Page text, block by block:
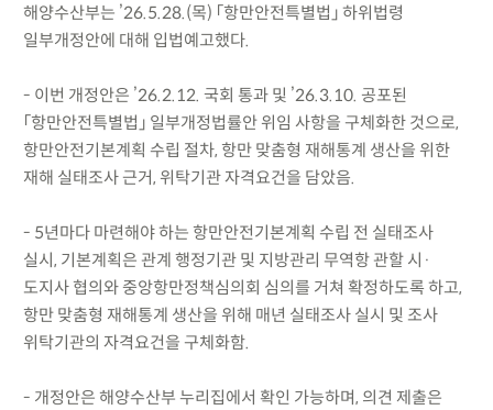
해양수산부는 ’26.5.28.(목) 「항만안전특별법」 하위법령
일부개정안에 대해 입법예고했다.
- 이번 개정안은 ’26.2.12. 국회 통과 및 ’26.3.10. 공포된
「항만안전특별법」 일부개정법률안 위임 사항을 구체화한 것으로,
항만안전기본계획 수립 절차, 항만 맞춤형 재해통계 생산을 위한
재해 실태조사 근거, 위탁기관 자격요건을 담았음.
- 5년마다 마련해야 하는 항만안전기본계획 수립 전 실태조사
실시, 기본계획은 관계 행정기관 및 지방관리 무역항 관할 시·
도지사 협의와 중앙항만정책심의회 심의를 거쳐 확정하도록 하고,
항만 맞춤형 재해통계 생산을 위해 매년 실태조사 실시 및 조사
위탁기관의 자격요건을 구체화함.
- 개정안은 해양수산부 누리집에서 확인 가능하며, 의견 제출은